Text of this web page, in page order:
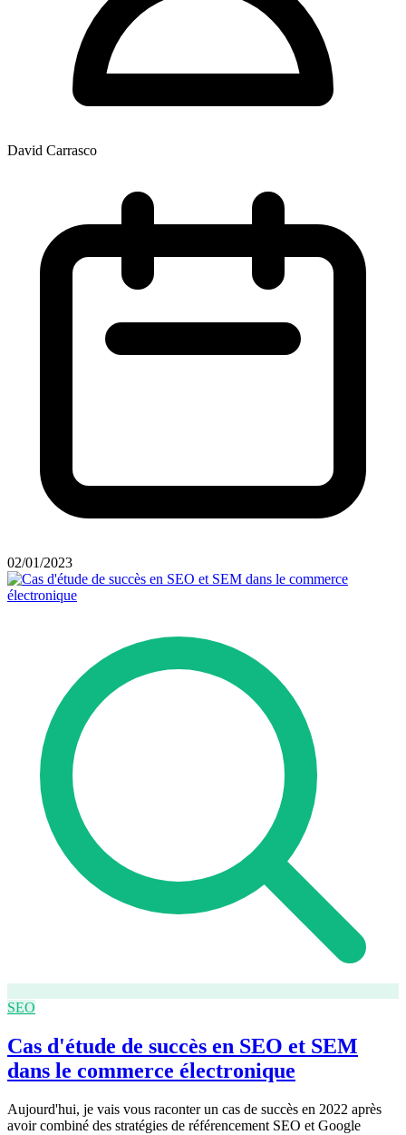
David Carrasco
02/01/2023
SEO
Cas d'étude de succès en SEO et SEM
dans le commerce électronique
Aujourd'hui, je vais vous raconter un cas de succès en 2022 après
avoir combiné des stratégies de référencement SEO et Google